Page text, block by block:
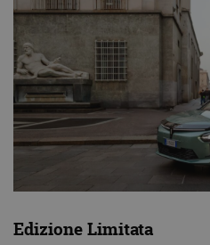
Edizione Limitata